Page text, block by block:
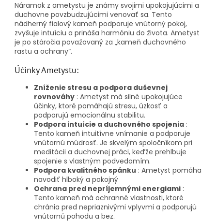
Náramok z ametystu je známy svojimi upokojujúcimi a
duchovne povzbudzujúcimi venovať sa. Tento
nádherný fialový kameň podporuje vnútorný pokoj,
zvyšuje intuíciu a prináša harmóniu do života. Ametyst
je po stáročia považovaný za „kameň duchovného
rastu a ochrany“.
Účinky Ametystu:
Zníženie stresu a podpora duševnej
rovnováhy : Ametyst má silné upokojujúce
účinky, ktoré pomáhajú stresu, úzkosť a
podporujú emocionálnu stabilitu.
Podpora intuície a duchovného spojenia :
Tento kameň intuitívne vnímanie a podporuje
vnútornú múdrosť. Je skvelým spoločníkom pri
meditácii a duchovnej práci, keďže prehlbuje
spojenie s vlastným podvedomím.
Podpora kvalitného spánku : Ametyst pomáha
navodiť hlboký a pokojný
Ochrana pred nepríjemnými energiami :
Tento kameň má ochranné vlastnosti, ktoré
chránia pred nepriaznivými vplyvmi a podporujú
vnútornú pohodu a bez.